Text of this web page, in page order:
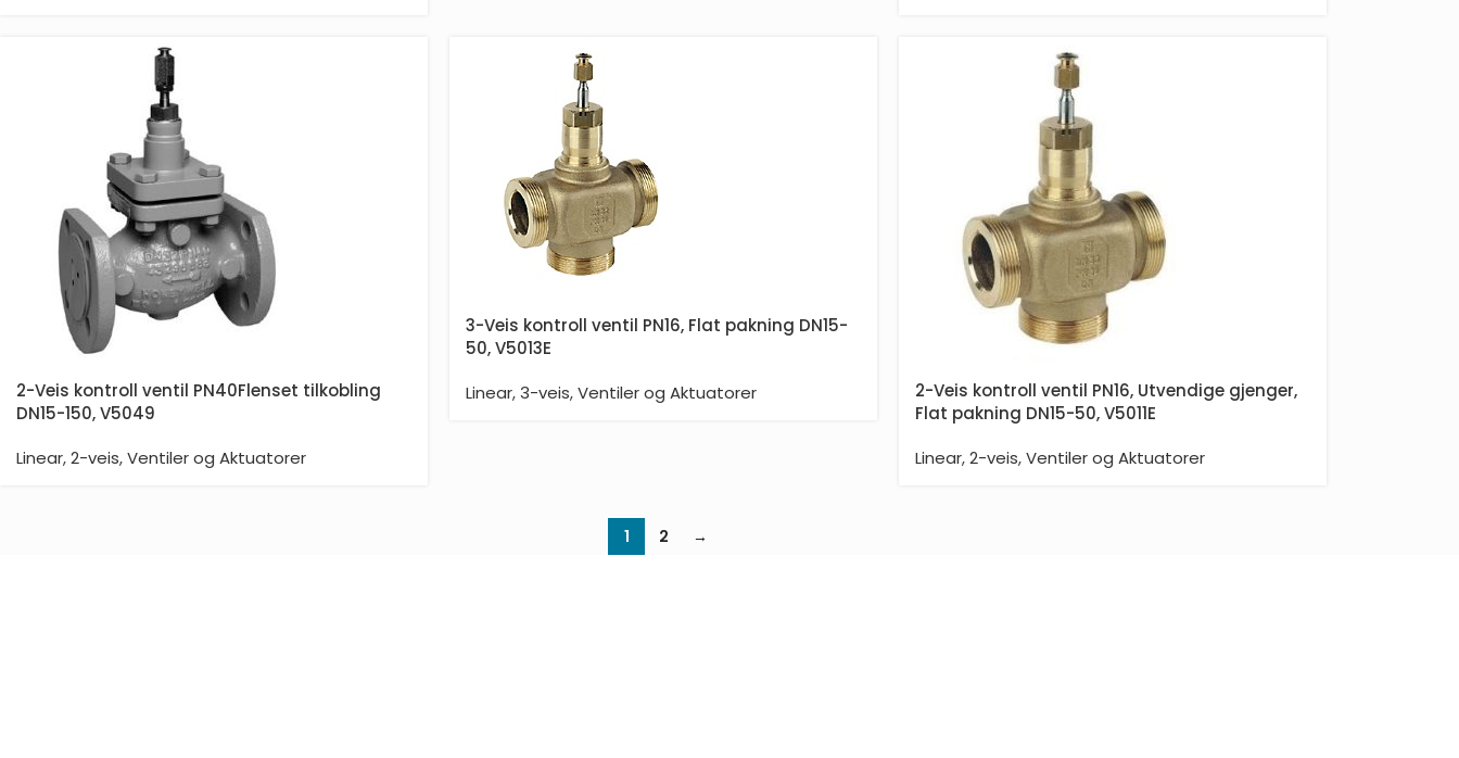
2-Veis kontroll ventil PN40Flenset tilkobling
DN15-150, V5049
Linear,2-veis,Ventiler og Aktuatorer
3-Veis kontroll ventil PN16, Flat pakning DN15-
50, V5013E
Linear,3-veis,Ventiler og Aktuatorer
2-Veis kontroll ventil PN16, Utvendige gjenger,
Flat pakning DN15-50, V5011E
Linear,2-veis,Ventiler og Aktuatorer
1 2 →